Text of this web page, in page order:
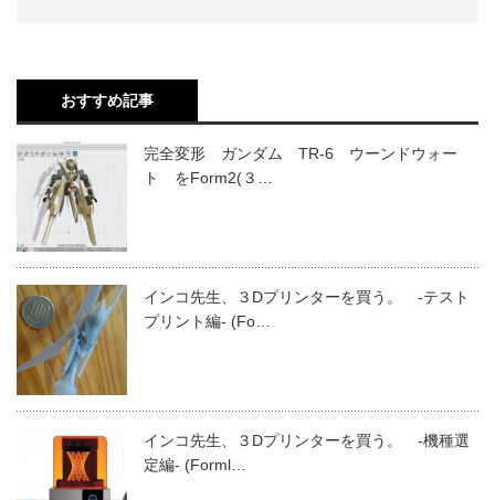
おすすめ記事
完全変形 ガンダム TR-6 ウーンドウォー
ト をForm2(３…
インコ先生、３Dプリンターを買う。 -テスト
プリント編- (Fo…
インコ先生、３Dプリンターを買う。 -機種選
定編- (Forml…